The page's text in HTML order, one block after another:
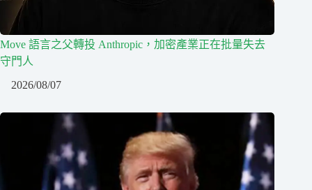
Move 語言之父轉投 Anthropic，加密產業正在批量失去
守門人
2026/08/07